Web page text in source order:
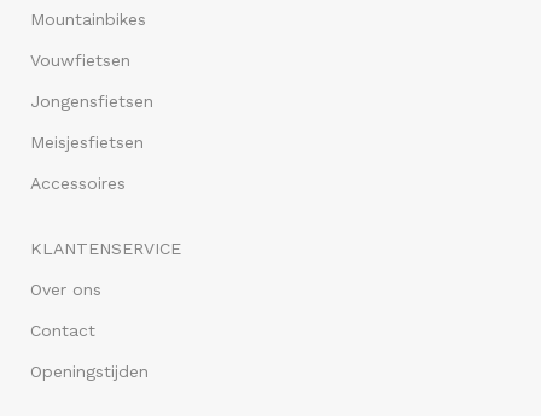
Mountainbikes
Vouwfietsen
Jongensfietsen
Meisjesfietsen
Accessoires
KLANTENSERVICE
Over ons
Contact
Openingstijden